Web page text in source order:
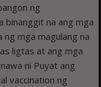
ng
binanggit na ang mga
ng mga magulang na
ligtas at ang mga
ni Puyat ang
vaccination ng